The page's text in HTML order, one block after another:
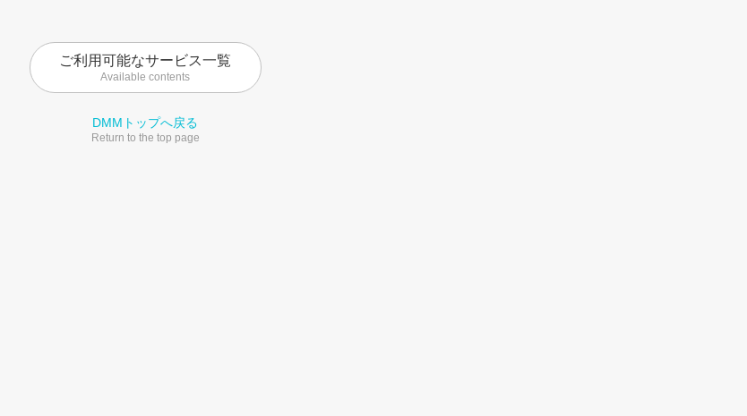
ご利用可能なサービス一覧
Available contents
DMMトップへ戻る
Return to the top page